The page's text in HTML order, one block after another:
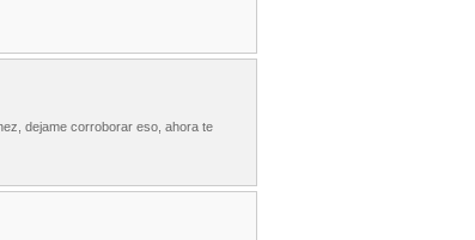
dejame corroborar eso, ahora te